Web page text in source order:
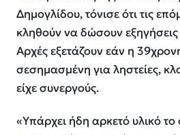
Δημογλίδου, τόνισε ότι τις
κληθούν να δώσουν
Αρχές εξετάζουν εάν η
σεσημασμένη για ληστείες,
είχε συνεργούς.
«Υπάρχει ήδη αρκετό υλικό το